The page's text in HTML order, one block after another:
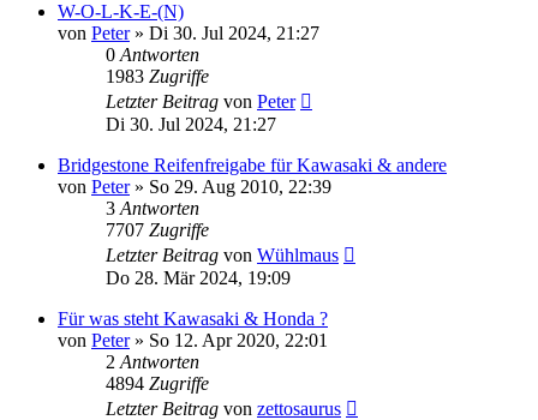
W-O-L-K-E-(N)
von Peter» Di 30. Jul 2024, 21:27
0 Antworten
1983 Zugriffe
Letzter Beitrag von Peter
Di 30. Jul 2024, 21:27
Bridgestone Reifenfreigabe für Kawasaki & andere
von Peter» So 29. Aug 2010, 22:39
3 Antworten
7707 Zugriffe
Letzter Beitrag von Wühlmaus
Do 28. Mär 2024, 19:09
Für was steht Kawasaki & Honda ?
von Peter» So 12. Apr 2020, 22:01
2 Antworten
4894 Zugriffe
Letzter Beitrag von zettosaurus